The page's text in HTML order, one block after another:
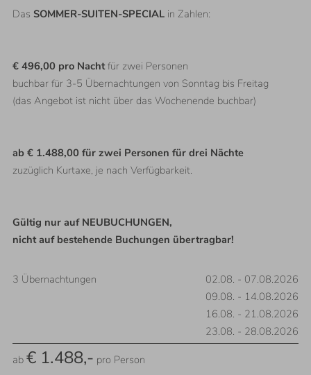
Das SOMMER-SUITEN-SPECIAL in Zahlen:
€ 496,00 pro Nacht für zwei Personen
buchbar für 3-5 Übernachtungen von Sonntag bis Freitag
(das Angebot ist nicht über das Wochenende buchbar)
ab € 1.488,00 für zwei Personen für drei Nächte
zuzüglich Kurtaxe, je nach Verfügbarkeit.
Gültig nur auf NEUBUCHUNGEN,
nicht auf bestehende Buchungen übertragbar!
3 Übernachtungen 02.08. - 07.08.2026
09.08. - 14.08.2026
16.08. - 21.08.2026
23.08. - 28.08.2026
ab€ 1.488,- pro Person